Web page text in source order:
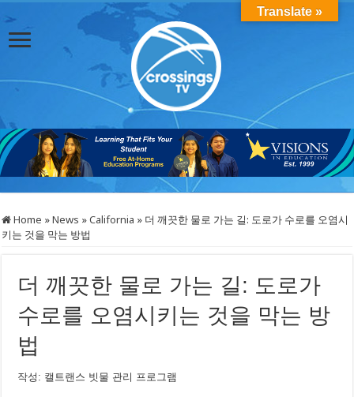
Home »News »California » 더 깨끗한 물로 가는 길: 도로가 수로를 오염시
키는 것을 막는 방법
더 깨끗한 물로 가는 길: 도로가
수로를 오염시키는 것을 막는 방
법
작성: 캘트랜스 빗물 관리 프로그램
Translate »